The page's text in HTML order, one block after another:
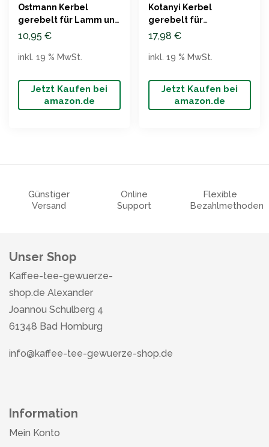
Ostmann Kerbel
gerebelt für Lamm und
Eintöpfe
10,95 €
Jetzt Kaufen bei
amazon.de
inkl. 19 % MwSt.
Kotanyi Kerbel
gerebelt für
Gastronomie 110g
17,98 €
Jetzt Kaufen bei
amazon.de
inkl. 19 % MwSt.
Günstiger
Versand
Online
Support
Flexible
Bezahlmethoden
Unser Shop
Kaffee-tee-gewuerze-
shop.de Alexander
Joannou Schulberg 4
61348 Bad Homburg
info@kaffee-tee-gewuerze-shop.de
Information
Mein Konto